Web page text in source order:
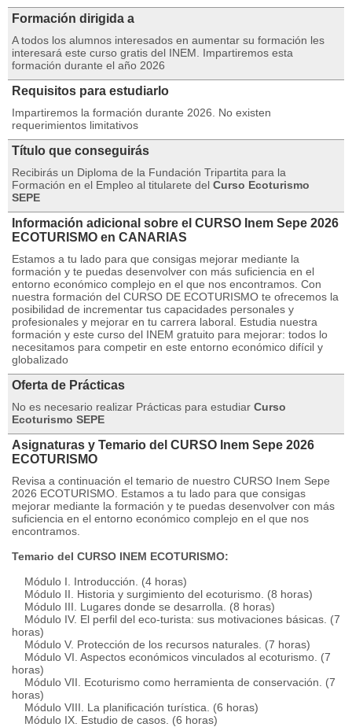
Formación dirigida a
A todos los alumnos interesados en aumentar su formación les
interesará este curso gratis del INEM. Impartiremos esta
formación durante el año 2026
Requisitos para estudiarlo
Impartiremos la formación durante 2026. No existen
requerimientos limitativos
Título que conseguirás
Recibirás un Diploma de la Fundación Tripartita para la
Formación en el Empleo al titularete del Curso Ecoturismo
SEPE
Información adicional sobre el CURSO Inem Sepe 2026
ECOTURISMO en CANARIAS
Estamos a tu lado para que consigas mejorar mediante la
formación y te puedas desenvolver con más suficiencia en el
entorno económico complejo en el que nos encontramos. Con
nuestra formación del CURSO DE ECOTURISMO te ofrecemos la
posibilidad de incrementar tus capacidades personales y
profesionales y mejorar en tu carrera laboral. Estudia nuestra
formación y este curso del INEM gratuito para mejorar: todos lo
necesitamos para competir en este entorno económico difícil y
globalizado
Oferta de Prácticas
No es necesario realizar Prácticas para estudiar Curso
Ecoturismo SEPE
Asignaturas y Temario del CURSO Inem Sepe 2026
ECOTURISMO
Revisa a continuación el temario de nuestro CURSO Inem Sepe
2026 ECOTURISMO. Estamos a tu lado para que consigas
mejorar mediante la formación y te puedas desenvolver con más
suficiencia en el entorno económico complejo en el que nos
encontramos.
Temario del CURSO INEM ECOTURISMO:
Módulo I. Introducción. (4 horas)
Módulo II. Historia y surgimiento del ecoturismo. (8 horas)
Módulo III. Lugares donde se desarrolla. (8 horas)
Módulo IV. El perfil del eco-turista: sus motivaciones básicas. (7
horas)
Módulo V. Protección de los recursos naturales. (7 horas)
Módulo VI. Aspectos económicos vinculados al ecoturismo. (7
horas)
Módulo VII. Ecoturismo como herramienta de conservación. (7
horas)
Módulo VIII. La planificación turística. (6 horas)
Módulo IX. Estudio de casos. (6 horas)